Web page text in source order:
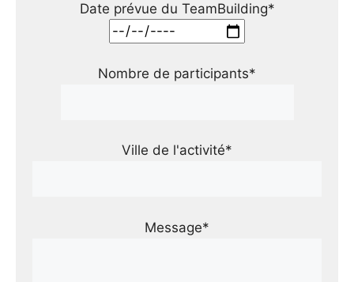
Date prévue du TeamBuilding*
Nombre de participants*
Ville de l'activité*
Message*